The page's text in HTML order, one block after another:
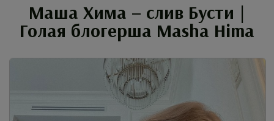
Маша Хима – слив Бусти |
Голая блогерша Masha Hima